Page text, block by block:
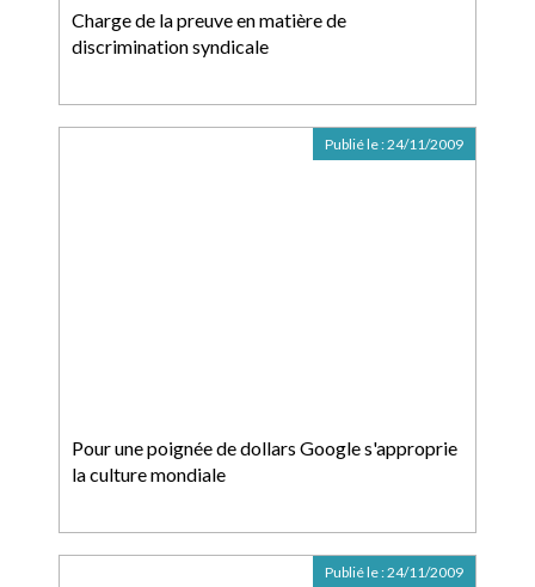
Charge de la preuve en matière de
discrimination syndicale
Pour une poignée de dollars Google s'approprie
la culture mondiale
Publié le :24/11/2009
Publié le :24/11/2009